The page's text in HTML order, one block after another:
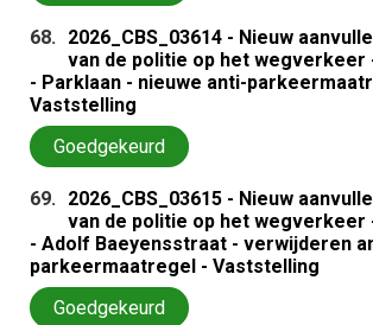
68. 2026_CBS_03614 - Nieuw
van de politie op het wegverkeer
- Parklaan - nieuwe anti-
Vaststelling
Goedgekeurd
69. 2026_CBS_03615 - Nieuw
van de politie op het wegverkeer
- Adolf Baeyensstraat - verwijderen
parkeermaatregel - Vaststelling
Goedgekeurd